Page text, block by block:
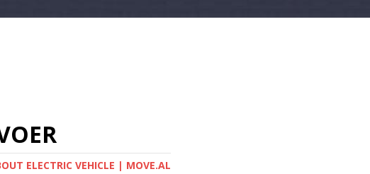
ELECTRIC VEHICLE | MOVE.AL